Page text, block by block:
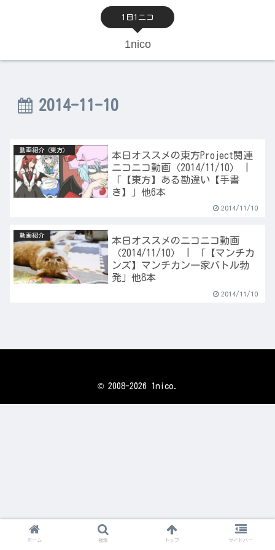
1日1ニコ
1nico
2014-11-10
動画紹介（東方）
本日オススメの東方Project関連
ニコニコ動画（2014/11/10） |
「【東方】ある勘違い【手書
き】」他6本
2014/11/10
動画紹介
本日オススメのニコニコ動画
（2014/11/10） | 「【マンチカ
ンズ】マンチカン一家バトル勃
発」他8本
2014/11/10
© 2008-2026 1nico.
ホーム 検索 トップ サイドバー